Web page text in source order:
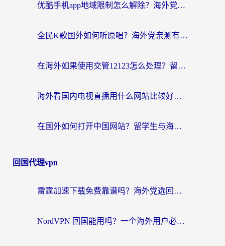
优酷手机app地域限制怎么解除？海外党亲测有效的追剧方案
全民K歌国外如何听原唱？海外党亲测有效的回国加速器选择指南
在海外如果使用交管12123怎么处理？留学生亲测有效的回国加速方案
海外看国内电视直播用什么网站比较好？一篇解决你所有追剧难题的实用指南
在国外如何打开中国网站？留学生与海外华人的无缝访问指南
回国代理vpn
雷霆加速下载免费靠谱吗？海外党选回国加速器的避坑指南（附热门工具对比）
NordVPN 回国能用吗？一个海外用户必须面对的真实困境